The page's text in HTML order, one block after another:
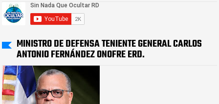
MINISTRO DE DEFENSA TENIENTE GENERAL CARLOS
ANTONIO FERNÁNDEZ ONOFRE ERD.